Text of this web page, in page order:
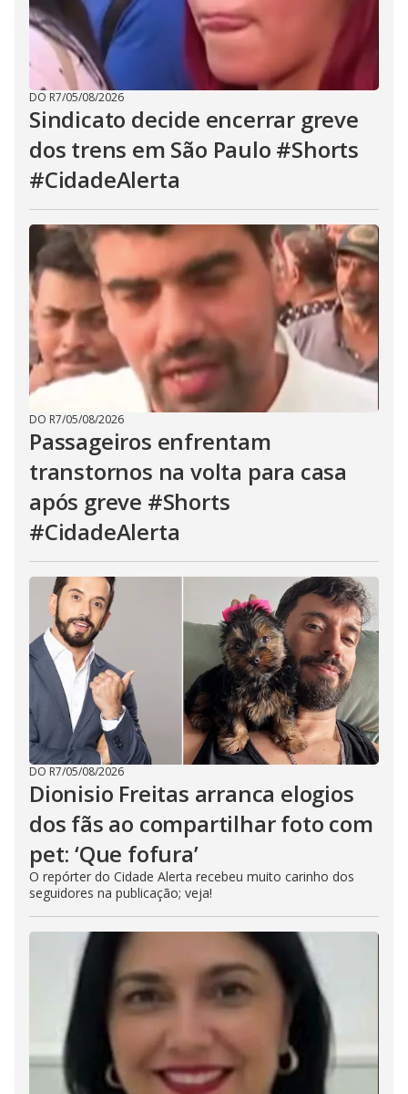
DO R7/05/08/2026
Sindicato decide encerrar greve
dos trens em São Paulo #Shorts
#CidadeAlerta
DO R7/05/08/2026
Passageiros enfrentam
transtornos na volta para casa
após greve #Shorts
#CidadeAlerta
DO R7/05/08/2026
Dionisio Freitas arranca elogios
dos fãs ao compartilhar foto com
pet: ‘Que fofura’
O repórter do Cidade Alerta recebeu muito carinho dos
seguidores na publicação; veja!